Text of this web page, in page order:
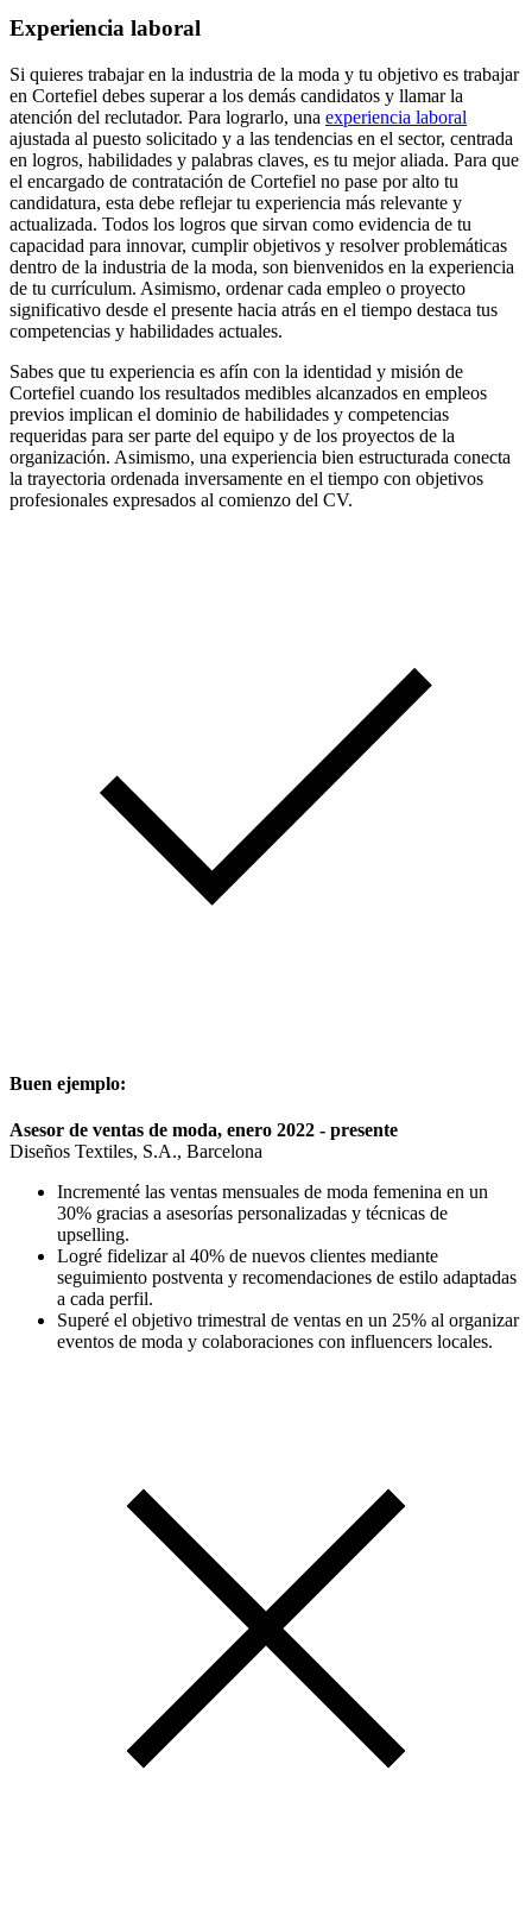
Experiencia laboral
Si quieres trabajar en la industria de la moda y tu objetivo es trabajar
en Cortefiel debes superar a los demás candidatos y llamar la
atención del reclutador. Para lograrlo, una experiencia laboral
ajustada al puesto solicitado y a las tendencias en el sector, centrada
en logros, habilidades y palabras claves, es tu mejor aliada. Para que
el encargado de contratación de Cortefiel no pase por alto tu
candidatura, esta debe reflejar tu experiencia más relevante y
actualizada. Todos los logros que sirvan como evidencia de tu
capacidad para innovar, cumplir objetivos y resolver problemáticas
dentro de la industria de la moda, son bienvenidos en la experiencia
de tu currículum. Asimismo, ordenar cada empleo o proyecto
significativo desde el presente hacia atrás en el tiempo destaca tus
competencias y habilidades actuales.
Sabes que tu experiencia es afín con la identidad y misión de
Cortefiel cuando los resultados medibles alcanzados en empleos
previos implican el dominio de habilidades y competencias
requeridas para ser parte del equipo y de los proyectos de la
organización. Asimismo, una experiencia bien estructurada conecta
la trayectoria ordenada inversamente en el tiempo con objetivos
profesionales expresados al comienzo del CV.
Buen ejemplo:
Asesor de ventas de moda, enero 2022 - presente
Diseños Textiles, S.A., Barcelona
Incrementé las ventas mensuales de moda femenina en un
30% gracias a asesorías personalizadas y técnicas de
upselling.
Logré fidelizar al 40% de nuevos clientes mediante
seguimiento postventa y recomendaciones de estilo adaptadas
a cada perfil.
Superé el objetivo trimestral de ventas en un 25% al organizar
eventos de moda y colaboraciones con influencers locales.